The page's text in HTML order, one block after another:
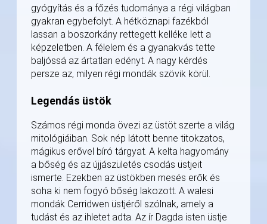
gyógyítás és a főzés tudománya a régi világban
gyakran egybefolyt. A hétköznapi fazékból
lassan a boszorkány rettegett kelléke lett a
képzeletben. A félelem és a gyanakvás tette
baljóssá az ártatlan edényt. A nagy kérdés
persze az, milyen régi mondák szövik körül.
Legendás üstök
Számos régi monda övezi az üstöt szerte a világ
mitológiáiban. Sok nép látott benne titokzatos,
mágikus erővel bíró tárgyat. A kelta hagyomány
a bőség és az újjászületés csodás üstjeit
ismerte. Ezekben az üstökben mesés erők és
soha ki nem fogyó bőség lakozott. A walesi
mondák Cerridwen üstjéről szólnak, amely a
tudást és az ihletet adta. Az ír Dagda isten üstje